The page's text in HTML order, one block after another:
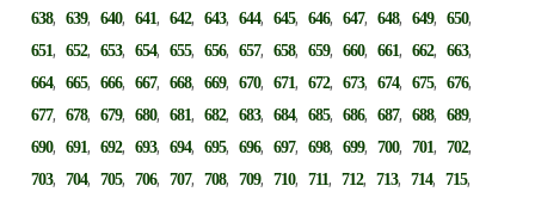
638,639,640,641,642,643,644,645,646,647,648,649,650,
651,652,653,654,655,656,657,658,659,660,661,662,663,
664,665,666,667,668,669,670,671,672,673,674,675,676,
677,678,679,680,681,682,683,684,685,686,687,688,689,
690,691,692,693,694,695,696,697,698,699,700,701,702,
703,704,705,706,707,708,709,710,711,712,713,714,715,